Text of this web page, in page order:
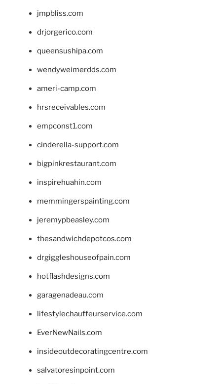
jmpbliss.com
drjorgerico.com
queensushipa.com
wendyweimerdds.com
ameri-camp.com
hrsreceivables.com
empconst1.com
cinderella-support.com
bigpinkrestaurant.com
inspirehuahin.com
memmingerspainting.com
jeremypbeasley.com
thesandwichdepotcos.com
drgiggleshouseofpain.com
hotflashdesigns.com
garagenadeau.com
lifestylechauffeurservice.com
EverNewNails.com
insideoutdecoratingcentre.com
salvatoresinpoint.com